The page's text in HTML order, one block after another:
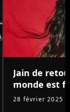
Jain de
monde est
28 février 2025